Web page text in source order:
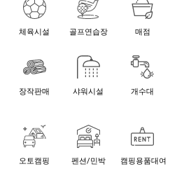
체육시설 골프연습장 매점
장작판매 샤워시설 개수대
오토캠핑 펜션/민박 캠핑용품대여